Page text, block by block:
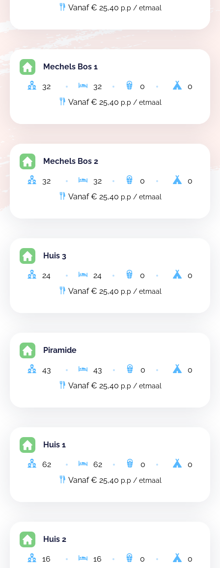
Vanaf € 25,40 p.p / etmaal
Mechels Bos 1
32 32 0
0
Vanaf € 25,40 p.p / etmaal
Mechels Bos 2
32 32 0
0
Vanaf € 25,40 p.p / etmaal
Huis 3
24 24 0
0
Vanaf € 25,40 p.p / etmaal
Piramide
43 43 0
0
Vanaf € 25,40 p.p / etmaal
Huis 1
62 62 0
0
Vanaf € 25,40 p.p / etmaal
Huis 2
16 16 0
0